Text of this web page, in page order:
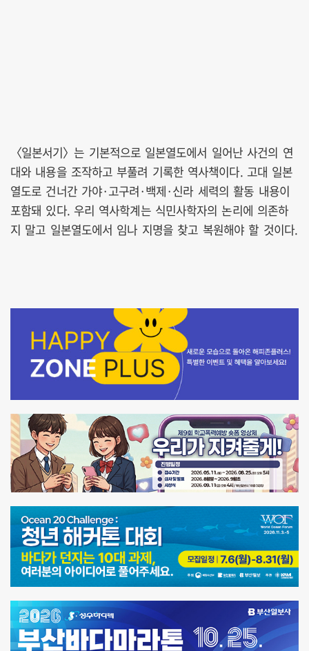
〈일본서기〉는 기본적으로 일본열도에서 일어난 사건의 연
대와 내용을 조작하고 부풀려 기록한 역사책이다. 고대 일본
열도로 건너간 가야·고구려·백제·신라 세력의 활동 내용이
포함돼 있다. 우리 역사학계는 식민사학자의 논리에 의존하
지 말고 일본열도에서 임나 지명을 찾고 복원해야 할 것이다.